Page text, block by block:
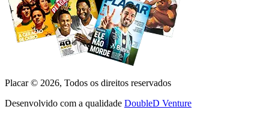
Placar © 2026, Todos os direitos reservados
Desenvolvido com a qualidade DoubleD Venture